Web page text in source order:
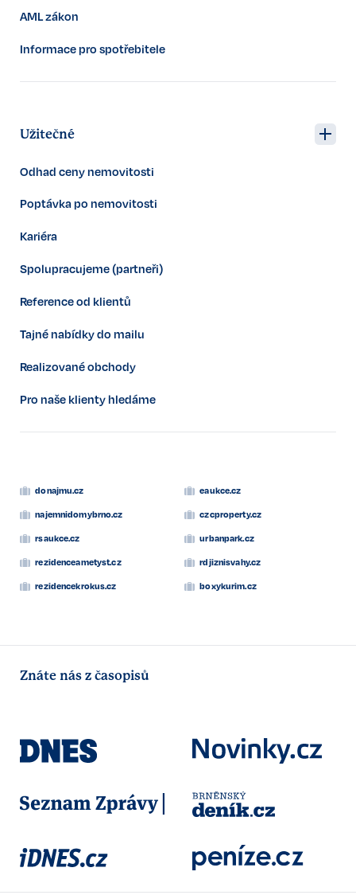
AML zákon
Informace pro spotřebitele
Užitečné
Odhad ceny nemovitosti
Poptávka po nemovitosti
Kariéra
Spolupracujeme (partneři)
Reference od klientů
Tajné nabídky do mailu
Realizované obchody
Pro naše klienty hledáme
donajmu.cz
eaukce.cz
najemnidomybrno.cz
czcproperty.cz
rsaukce.cz
urbanpark.cz
rezidenceametyst.cz
rdjiznisvahy.cz
rezidencekrokus.cz
boxykurim.cz
Znáte nás z časopisů